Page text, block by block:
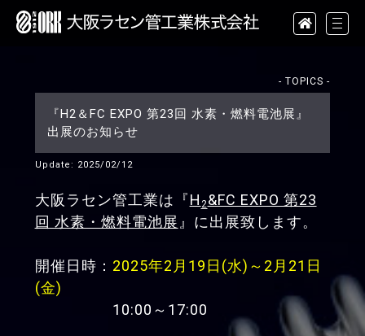
- TOPICS -
『H2＆FC EXPO 第23回 水素・燃料電池展』
出展のお知らせ
Update: 2025/02/12
大阪ラセン管工業は『H2&FC EXPO 第23
回 水素・燃料電池展 』に出展致します。
開催日時： 2025年2月19日(水)～2月21日
(金)
10:00～17:00